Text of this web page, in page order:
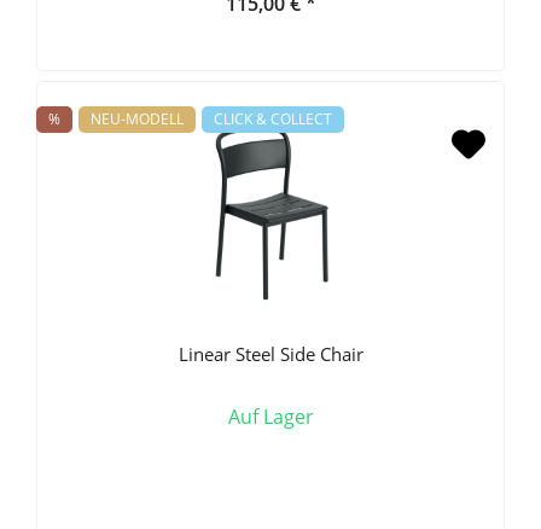
% NEU-MODELL CLICK & COLLECT
Linear Steel Side Chair
Auf Lager